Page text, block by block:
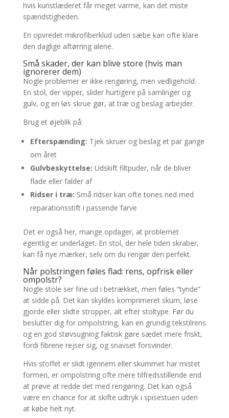
hvis kunstlæderet får meget varme, kan det miste
spændstigheden.
En opvredet mikrofiberklud uden sæbe kan ofte klare
den daglige aftørring alene.
Små skader, der kan blive store (hvis man
ignorerer dem)
Nogle problemer er ikke rengøring, men vedligehold.
En stol, der vipper, slider hurtigere på samlinger og
gulv, og en løs skrue gør, at træ og beslag arbejder.
Brug et øjeblik på:
Efterspænding: Tjek skruer og beslag et par gange
om året
Gulvbeskyttelse: Udskift filtpuder, når de bliver
flade eller falder af
Ridser i træ: Små ridser kan ofte tones ned med
reparationsstift i passende farve
Det er også her, mange opdager, at problemet
egentlig er underlaget. En stol, der hele tiden skraber,
kan få nye mærker, selv om du rengør den perfekt.
Når polstringen føles flad: rens, opfrisk eller
ompolstr?
Nogle stole ser fine ud i betrækket, men føles “tynde”
at sidde på. Det kan skyldes komprimeret skum, løse
gjorde eller slidte stropper, alt efter stoltype. Før du
beslutter dig for ompolstring, kan en grundig tekstilrens
og en god støvsugning faktisk gøre sædet mere friskt,
fordi fibrene rejser sig, og snavset forsvinder.
Hvis stoffet er slidt igennem eller skummet har mistet
formen, er ompolstring ofte mere tilfredsstillende end
at prøve at redde det med rengøring. Det kan også
være en chance for at skifte udtryk i spisestuen uden
at købe helt nyt.